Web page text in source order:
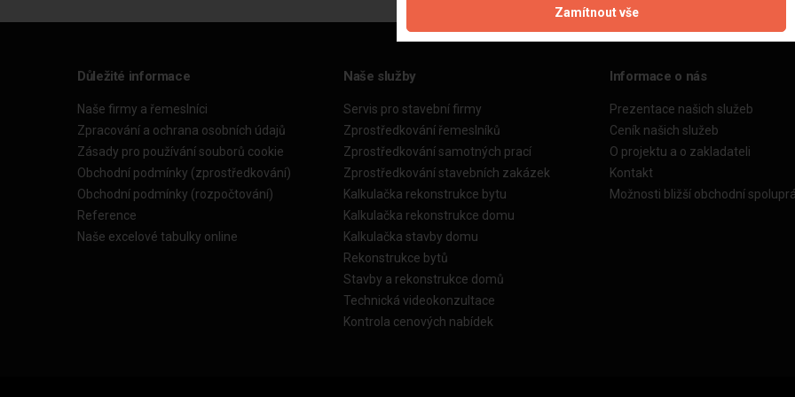
Důležité informace
Naše firmy a řemeslníci
Zpracování a ochrana osobních údajů
Zásady pro používání souborů cookie
Obchodní podmínky (zprostředkování)
Obchodní podmínky (rozpočtování)
Reference
Naše excelové tabulky online
Naše služby
Servis pro stavební firmy
Zprostředkování řemeslníků
Zprostředkování samotných prací
Zprostředkování stavebních zakázek
Kalkulačka rekonstrukce bytu
Kalkulačka rekonstrukce domu
Kalkulačka stavby domu
Rekonstrukce bytů
Stavby a rekonstrukce domů
Technická videokonzultace
Kontrola cenových nabídek
Informace o nás
Prezentace našich služeb
Ceník našich služeb
O projektu a o zakladateli
Kontakt
Možnosti bližší obchodní
Zamítnout vše